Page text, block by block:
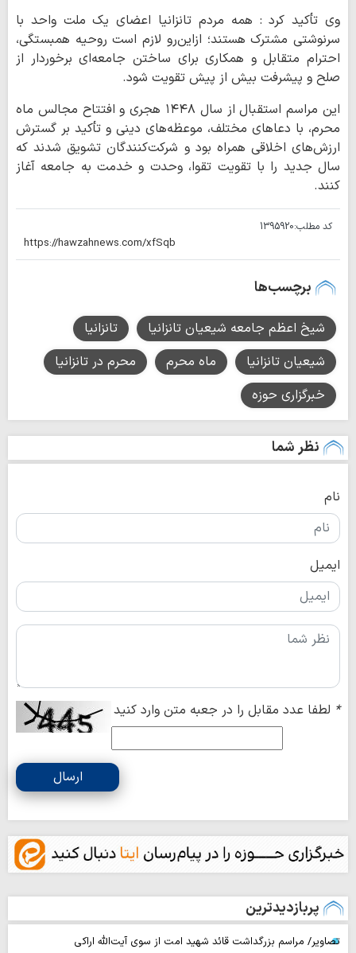
وی تأکید کرد : همه مردم تانزانیا اعضای یک ملت واحد با
سرنوشتی مشترک هستند؛ ازاین‌رو لازم است روحیه همبستگی،
احترام متقابل و همکاری برای ساختن جامعه‌ای برخوردار از
صلح و پیشرفت بیش از پیش تقویت شود.
این مراسم استقبال از سال ۱۴۴۸ هجری و افتتاح مجالس ماه
محرم، با دعاهای مختلف، موعظه‌های دینی و تأکید بر گسترش
ارزش‌های اخلاقی همراه بود و شرکت‌کنندگان تشویق شدند که
سال جدید را با تقویت تقوا، وحدت و خدمت به جامعه آغاز
کنند.
کد مطلب:1395920
برچسب‌ها
شیخ اعظم جامعه شیعیان تانزانیا
تانزانیا
شیعیان تانزانیا
ماه محرم
محرم در تانزانيا
خبرگزاری حوزه
نظر شما
نام
ایمیل
* لطفا عدد مقابل را در جعبه متن وارد کنید
ارسال
پربازدیدترین
تصاویر/ مراسم بزرگداشت قائد شهید امت از سوی آیت‌الله اراکی